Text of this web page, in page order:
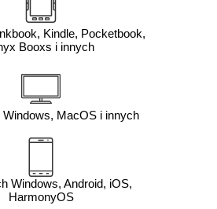
Kindle, Pocketbook,
Booxs i innych
MacOS i innych
Windows, Android, iOS,
HarmonyOS